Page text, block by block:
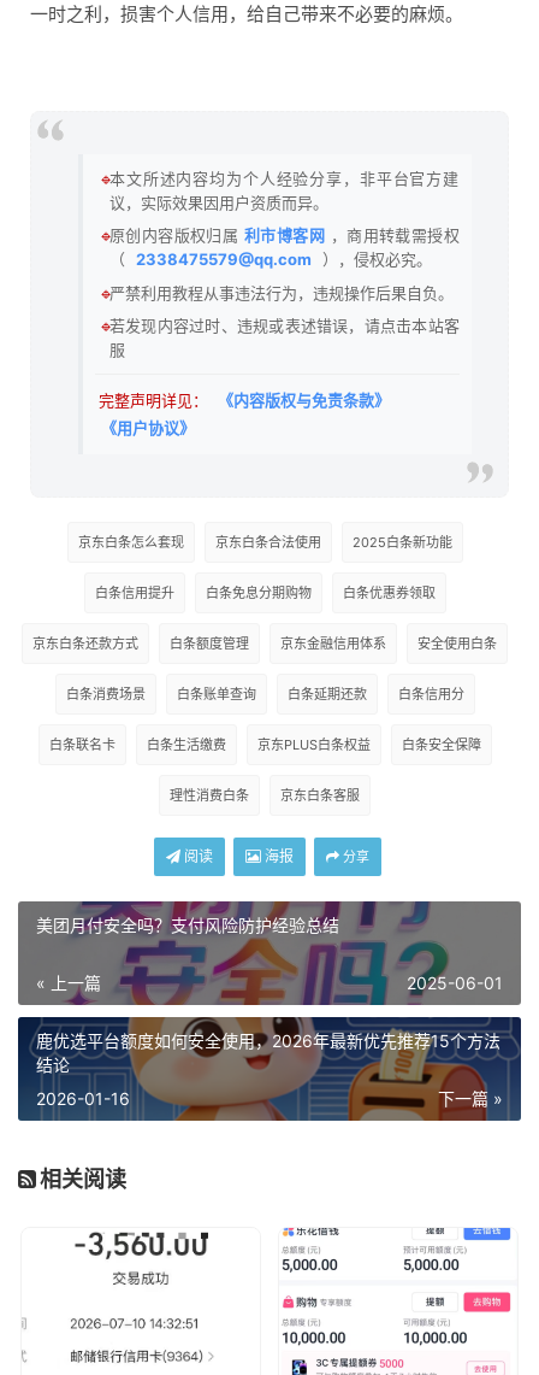
一时之利，损害个人信用，给自己带来不必要的麻烦。
🔹本文所述内容均为个人经验分享，非平台官方建
议，实际效果因用户资质而异。
🔹原创内容版权归属 利市博客网 ，商用转载需授权
（
2338475579@qq.com
），侵权必究。
🔹严禁利用教程从事违法行为，违规操作后果自负。
🔹若发现内容过时、违规或表述错误，请点击本站客
服
完整声明详见：
《内容版权与免责条款》
《用户协议》
京东白条怎么套现 京东白条合法使用 2025白条新功能
白条信用提升 白条免息分期购物 白条优惠券领取
京东白条还款方式 白条额度管理 京东金融信用体系 安全使用白条
白条消费场景 白条账单查询 白条延期还款 白条信用分
白条联名卡 白条生活缴费 京东PLUS白条权益 白条安全保障
理性消费白条 京东白条客服
阅读 海报 分享
美团月付安全吗？支付风险防护经验总结
« 上一篇 2025-06-01
鹿优选平台额度如何安全使用，2026年最新优先推荐15个方法
结论
下一篇 »
2026-01-16
相关阅读